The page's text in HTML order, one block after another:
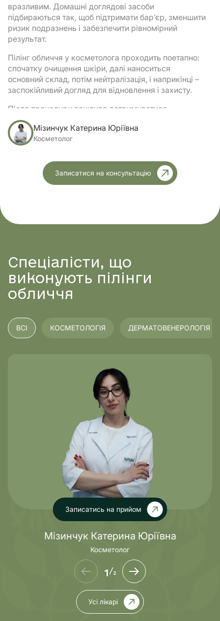
вразливим. Домашні доглядові засоби
підбираються так, щоб підтримати бар’єр, зменшити
ризик подразнень і забезпечити рівномірний
результат.
Пілінг обличчя у косметолога проходить поетапно:
спочатку очищення шкіри, далі наноситься
основний склад, потім нейтралізація, і наприкінці –
заспокійливий догляд для відновлення і захисту.
Після процедури важливо дотримуватися
реабілітаційного режиму. Щоб професійний пілінг
для обличчя дав бажаний ефект і мінімізував
ризики, рекомендується:
щодня наносити SPF 50, навіть у приміщенні;
активно підтримувати зволоження та бар’єр
Мізинчук Катерина Юріївна
Косметолог
Записатися на консультацію
Спеціалісти, що
виконують пілінги
обличчя
ВСІ КОСМЕТОЛОГІЯ ДЕРМАТОВЕНЕРОЛОГІЯ
Записатись на прийом
Мізинчук Катерина Юріївна
Косметолог
1/2
Усі лікарі